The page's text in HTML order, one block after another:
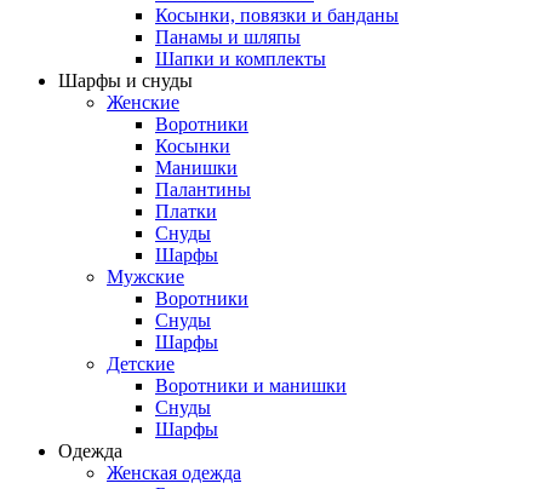
Косынки, повязки и банданы
Панамы и шляпы
Шапки и комплекты
Шарфы и снуды
Женские
Воротники
Косынки
Манишки
Палантины
Платки
Снуды
Шарфы
Мужские
Воротники
Снуды
Шарфы
Детские
Воротники и манишки
Снуды
Шарфы
Одежда
Женская одежда